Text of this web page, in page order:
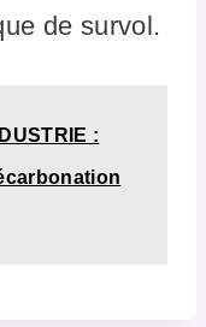
de survol.
: